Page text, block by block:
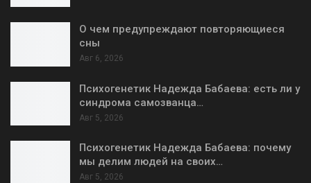
О чем предупреждают повторяющиеся
сны
Авг 6, 2026
Психогенетик Надежда Бабаева: есть ли у
синдрома самозванца…
Авг 5, 2026
Психогенетик Надежда Бабаева: почему
мы делим людей на своих…
Авг 5, 2026